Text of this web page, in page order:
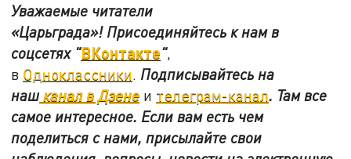
Уважаемые читатели
«Царьграда»! Присоединяйтесь к нам в
соцсетях "ВКонтакте",
в Одноклассники Подписывайтесь на
нашканал в Дзене и телеграм-канал. Там все
самое интересное. Если вам есть чем
поделиться с нами, присылайте свои